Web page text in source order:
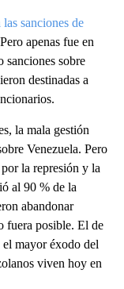
sanciones de
apenas fue en
sanciones sobre
destinadas a
la mala gestión
Venezuela. Pero
la represión y la
al 90 % de la
abandonar
fuera posible. El de
mayor éxodo del
viven hoy en